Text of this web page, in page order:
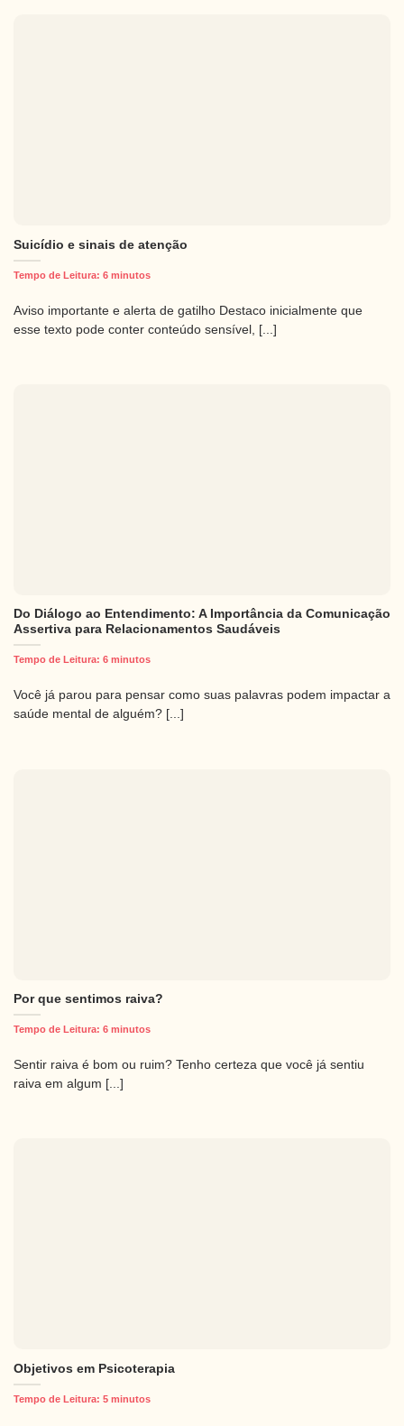
Suicídio e sinais de atenção
Tempo de Leitura: 6 minutos
Aviso importante e alerta de gatilho Destaco inicialmente que
esse texto pode conter conteúdo sensível, [...]
Do Diálogo ao Entendimento: A Importância da Comunicação
Assertiva para Relacionamentos Saudáveis
Tempo de Leitura: 6 minutos
Você já parou para pensar como suas palavras podem impactar a
saúde mental de alguém? [...]
Por que sentimos raiva?
Tempo de Leitura: 6 minutos
Sentir raiva é bom ou ruim? Tenho certeza que você já sentiu
raiva em algum [...]
Objetivos em Psicoterapia
Tempo de Leitura: 5 minutos